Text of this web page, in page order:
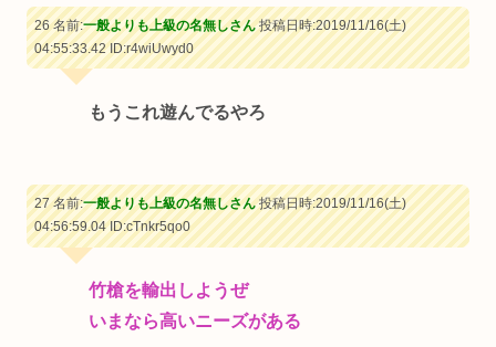
26 名前:一般よりも上級の名無しさん投稿日時:2019/11/16(土)
04:55:33.42ID:r4wiUwyd0
もうこれ遊んでるやろ
27 名前:一般よりも上級の名無しさん投稿日時:2019/11/16(土)
04:56:59.04ID:cTnkr5qo0
竹槍を輸出しようぜ
いまなら高いニーズがある